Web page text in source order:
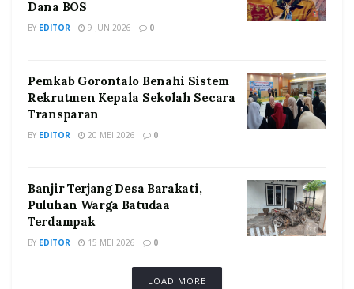
Dana BOS
BY EDITOR 9 JUN 2026 0
Pemkab Gorontalo Benahi Sistem
Rekrutmen Kepala Sekolah Secara
Transparan
BY EDITOR 20 MEI 2026 0
Banjir Terjang Desa Barakati,
Puluhan Warga Batudaa
Terdampak
BY EDITOR 15 MEI 2026 0
LOAD MORE